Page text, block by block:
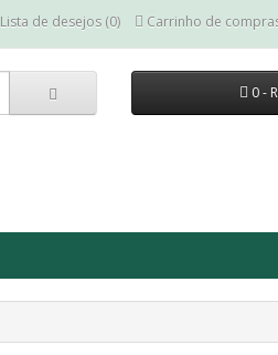
Lista de desejos (0) Carrinho de
0 -